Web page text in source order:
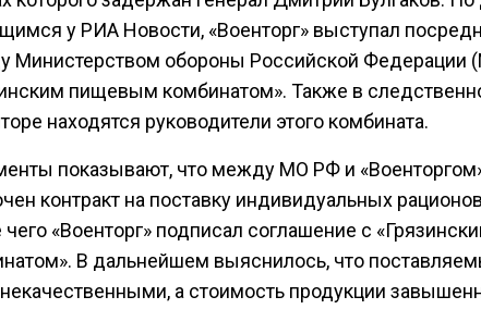
у РИА Новости, «Военторг» выступал
Министерством обороны Российской Федерации
пищевым комбинатом». Также в
находятся руководители этого комбината.
показывают, что между МО РФ и
контракт на поставку индивидуальных
чего «Военторг» подписал соглашение с
В дальнейшем выяснилось, что
а стоимость продукции